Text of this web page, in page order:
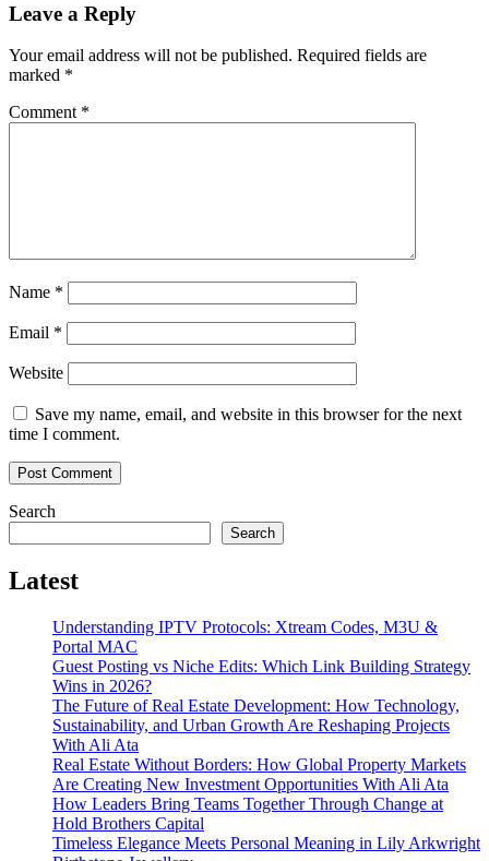
Leave a Reply
Your email address will not be published. Required fields are
marked *
Comment *
Name *
Email *
Website
Save my name, email, and website in this browser for the next
time I comment.
Search
Search
Latest
Understanding IPTV Protocols: Xtream Codes, M3U &
Portal MAC
Guest Posting vs Niche Edits: Which Link Building Strategy
Wins in 2026?
The Future of Real Estate Development: How Technology,
Sustainability, and Urban Growth Are Reshaping Projects
With Ali Ata
Real Estate Without Borders: How Global Property Markets
Are Creating New Investment Opportunities With Ali Ata
How Leaders Bring Teams Together Through Change at
Hold Brothers Capital
Timeless Elegance Meets Personal Meaning in Lily Arkwright